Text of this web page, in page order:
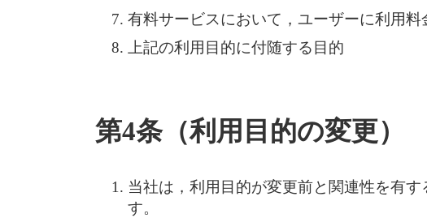
有料サービスにおいて，ユーザーに利用料
上記の利用目的に付随する目的
第4条（利用目的の変更）
当社は，利用目的が変更前と関連性を有
す。